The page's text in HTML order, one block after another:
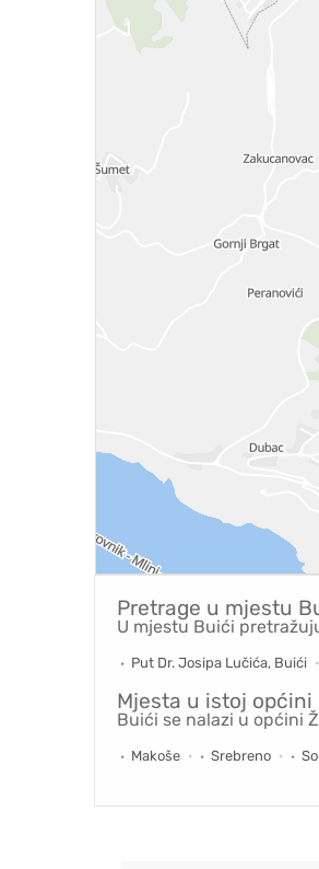
Pretrage u mjestu
U mjestu Buići
Put Dr. Josipa Lučića, Buići
Mjesta u istoj općini
Buići se nalazi u općini
Makoše Srebreno